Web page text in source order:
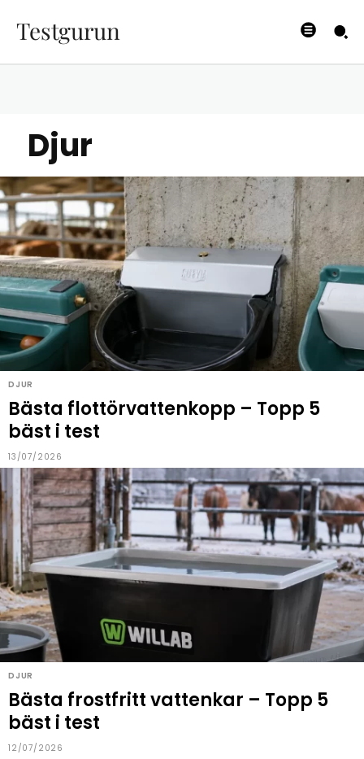
Testgurun
Djur
DJUR
Bästa flottörvattenkopp – Topp 5
bäst i test
13/07/2026
DJUR
Bästa frostfritt vattenkar – Topp 5
bäst i test
12/07/2026